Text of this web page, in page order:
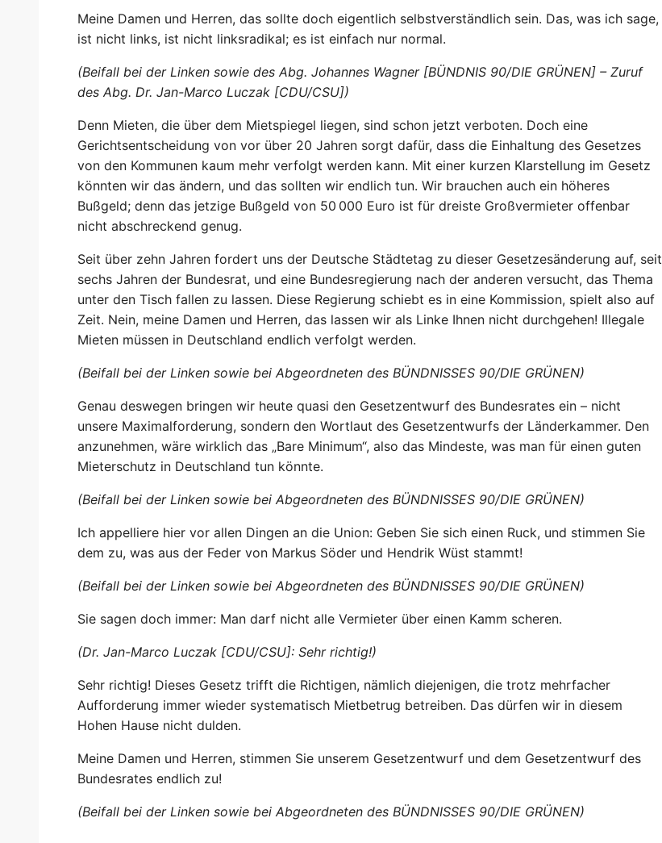
Meine Damen und Herren, das sollte doch eigentlich selbstverständlich sein. Das, was ich sage,
ist nicht links, ist nicht linksradikal; es ist einfach nur normal.
(Beifall bei der Linken sowie des Abg. Johannes Wagner [BÜNDNIS 90/DIE GRÜNEN] – Zuruf
des Abg. Dr. Jan-Marco Luczak [CDU/CSU])
Denn Mieten, die über dem Mietspiegel liegen, sind schon jetzt verboten. Doch eine
Gerichtsentscheidung von vor über 20 Jahren sorgt dafür, dass die Einhaltung des Gesetzes
von den Kommunen kaum mehr verfolgt werden kann. Mit einer kurzen Klarstellung im Gesetz
könnten wir das ändern, und das sollten wir endlich tun. Wir brauchen auch ein höheres
Bußgeld; denn das jetzige Bußgeld von 50 000 Euro ist für dreiste Großvermieter offenbar
nicht abschreckend genug.
Seit über zehn Jahren fordert uns der Deutsche Städtetag zu dieser Gesetzesänderung auf, seit
sechs Jahren der Bundesrat, und eine Bundesregierung nach der anderen versucht, das Thema
unter den Tisch fallen zu lassen. Diese Regierung schiebt es in eine Kommission, spielt also auf
Zeit. Nein, meine Damen und Herren, das lassen wir als Linke Ihnen nicht durchgehen! Illegale
Mieten müssen in Deutschland endlich verfolgt werden.
(Beifall bei der Linken sowie bei Abgeordneten des BÜNDNISSES 90/DIE GRÜNEN)
Genau deswegen bringen wir heute quasi den Gesetzentwurf des Bundesrates ein – nicht
unsere Maximalforderung, sondern den Wortlaut des Gesetzentwurfs der Länderkammer. Den
anzunehmen, wäre wirklich das „Bare Minimum“, also das Mindeste, was man für einen guten
Mieterschutz in Deutschland tun könnte.
(Beifall bei der Linken sowie bei Abgeordneten des BÜNDNISSES 90/DIE GRÜNEN)
Ich appelliere hier vor allen Dingen an die Union: Geben Sie sich einen Ruck, und stimmen Sie
dem zu, was aus der Feder von Markus Söder und Hendrik Wüst stammt!
(Beifall bei der Linken sowie bei Abgeordneten des BÜNDNISSES 90/DIE GRÜNEN)
Sie sagen doch immer: Man darf nicht alle Vermieter über einen Kamm scheren.
(Dr. Jan-Marco Luczak [CDU/CSU]: Sehr richtig!)
Sehr richtig! Dieses Gesetz trifft die Richtigen, nämlich diejenigen, die trotz mehrfacher
Aufforderung immer wieder systematisch Mietbetrug betreiben. Das dürfen wir in diesem
Hohen Hause nicht dulden.
Meine Damen und Herren, stimmen Sie unserem Gesetzentwurf und dem Gesetzentwurf des
Bundesrates endlich zu!
(Beifall bei der Linken sowie bei Abgeordneten des BÜNDNISSES 90/DIE GRÜNEN)